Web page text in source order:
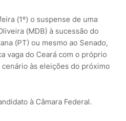
(1º) o suspense de uma
(MDB) à sucessão do
(PT) ou mesmo ao Senado,
vaga do Ceará com o próprio
às eleições do próximo
à Câmara Federal.